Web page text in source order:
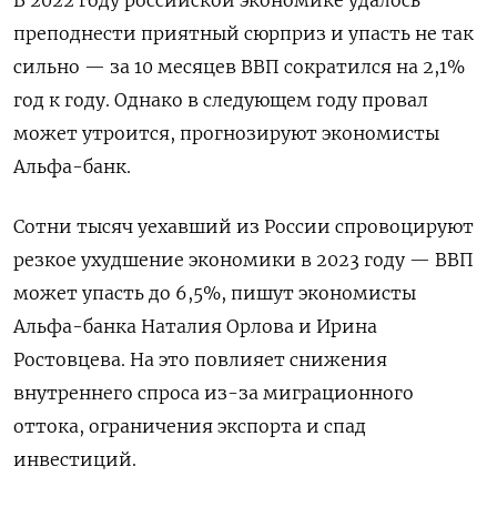
преподнести приятный сюрприз и упасть не так
сильно — за 10 месяцев ВВП сократился на 2,1%
год к году. Однако в следующем году провал
может утроится, прогнозируют экономисты
Альфа-банк.
Сотни тысяч уехавший из России спровоцируют
резкое ухудшение экономики в 2023 году — ВВП
может упасть до 6,5%, пишут экономисты
Альфа-банка Наталия Орлова и Ирина
Ростовцева. На это повлияет снижения
внутреннего спроса из-за миграционного
оттока, ограничения экспорта и спад
инвестиций.